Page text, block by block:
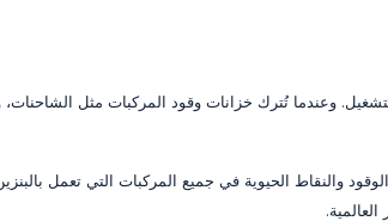
وعندما تُترك خزانات وقود المركبات مثل الشاحنات،
والنقاط الحيوية في جميع المركبات التي تعمل